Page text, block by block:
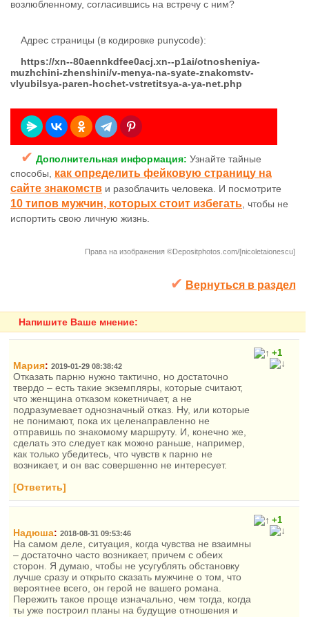
возлюбленному, согласившись на встречу с ним?
Адрес страницы (в кодировке punycode):
https://xn--80aennkdfee0acj.xn--p1ai/otnosheniya-
muzhchini-zhenshini/v-menya-na-syate-znakomstv-
vlyubilsya-paren-hochet-vstretitsya-a-ya-net.php
✔ Дополнительная информация: Узнайте тайные
способы, как определить фейковую страницу на
сайте знакомств и разоблачить человека. И посмотрите
10 типов мужчин, которых стоит избегать, чтобы не
испортить свою личную жизнь.
Права на изображения ©Depositphotos.com/[nicoletaionescu]
✔ Вернуться в раздел
Напишите Ваше мнение:
Мария: 2019-01-29 08:38:42
Отказать парню нужно тактично, но достаточно
твердо – есть такие экземпляры, которые считают,
что женщина отказом кокетничает, а не
подразумевает однозначный отказ. Ну, или которые
не понимают, пока их целенаправленно не
отправишь по знакомому маршруту. И, конечно же,
сделать это следует как можно раньше, например,
как только убедитесь, что чувств к парню не
возникает, и он вас совершенно не интересует.
[Ответить]
+1
Надюша: 2018-08-31 09:53:46
На самом деле, ситуация, когда чувства не взаимны
– достаточно часто возникает, причем с обеих
сторон. Я думаю, чтобы не усугублять обстановку
лучше сразу и открыто сказать мужчине о том, что
вероятнее всего, он герой не вашего романа.
Пережить такое проще изначально, чем тогда, когда
ты уже построил планы на будущие отношения и
+1